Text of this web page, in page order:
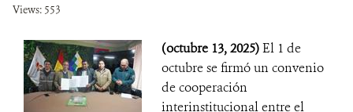
Views: 553
(octubre 13, 2025)El 1 de
octubre se firmó un convenio
de cooperación
interinstitucional entre el